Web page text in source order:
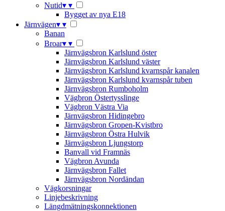
Nutid▾ ▾
Bygget av nya E18
Järnvägen▾ ▾
Banan
Broar▾ ▾
Järnvägsbron Karlslund öster
Järnvägsbron Karlslund väster
Järnvägsbron Karlslund kvarnspår kanalen
Järnvägsbron Karlslund kvarnspår tuben
Järnvägsbron Rumboholm
Vägbron Östertysslinge
Vägbron Västra Via
Järnvägsbron Hidingebro
Järnvägsbron Gropen-Kvistbro
Järnvägsbron Östra Hulvik
Järnvägsbron Ljungstorp
Banvall vid Framnäs
Vägbron Avunda
Järnvägsbron Fallet
Järnvägsbron Nordändan
Vägkorsningar
Linjebeskrivning
Längdmätningskonnektionen